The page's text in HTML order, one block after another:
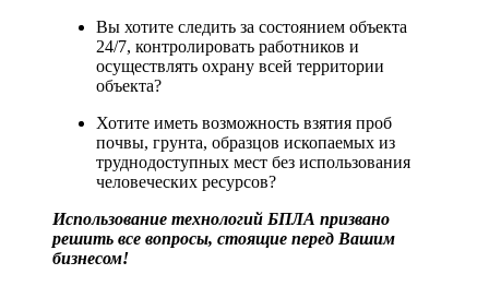
Вы хотите следить за состоянием объекта
24/7, контролировать работников и
осуществлять охрану всей территории
объекта?
Хотите иметь возможность взятия проб
почвы, грунта, образцов ископаемых из
труднодоступных мест без использования
человеческих ресурсов?
Использование технологий БПЛА призвано
решить все вопросы, стоящие перед Вашим
бизнесом!